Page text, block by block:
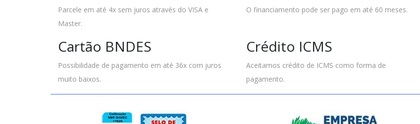
Parcele em até 4x sem juros através do VISA e
Master.
O financiamento pode ser pago em até 60 meses.
Cartão BNDES
Possibilidade de pagamento em até 36x com juros
muito baixos.
Crédito ICMS
Aceitamos crédito de ICMS como forma de
pagamento.